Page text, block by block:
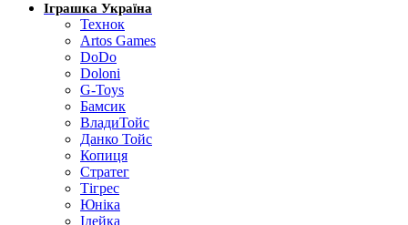
Іграшка Україна
Технок
Artos Games
DoDo
Doloni
G-Toys
Бамсик
ВладиТойс
Данко Тойс
Копиця
Стратег
Тігрес
Юніка
Ідейка